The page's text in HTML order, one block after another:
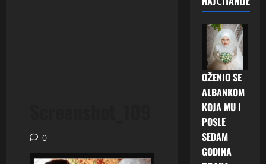
0
OŽENIO SE
ALBANKOM
KOJA MU I
POSLE
SEDAM
GODINA